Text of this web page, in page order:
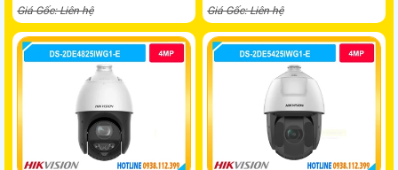
Giá Gốc: Liên hệ Giá Gốc: Liên hệ